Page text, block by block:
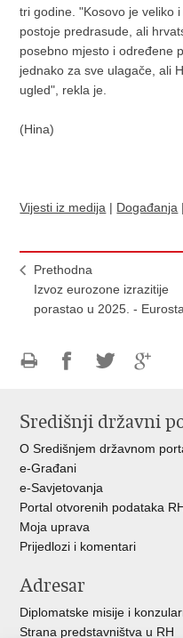
tri godine. "Kosovo je veliko
postoje predrasude, ali
posebno mjesto i određene
jednako za sve ulagače, ali
ugled", rekla je.
(Hina)
Vijesti iz medija | Događanja |
Prethodna
Izvoz eurozone izrazitije
porastao u 2025. -
FacebookuTwitteruGoogle
Središnji državni
O Središnjem državnom
e-Građani
e-Savjetovanja
Portal otvorenih podataka
Moja uprava
Prijedlozi i komentari
Adresar
Diplomatske misije i
Strana predstavništva u RH